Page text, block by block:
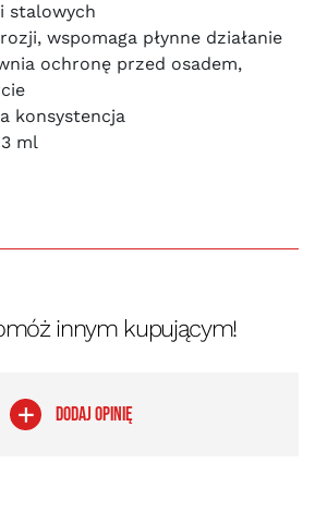
innym kupującym!
DODAJ OPINIĘ
stalowych
wspomaga płynne działanie
ochronę przed osadem,
konsystencja
ml